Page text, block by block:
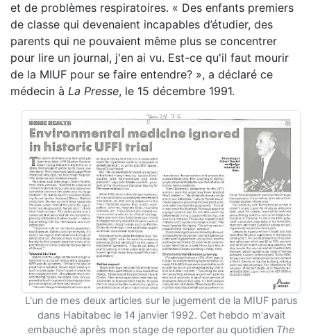
et de problèmes respiratoires. « Des enfants premiers
de classe qui devenaient incapables d’étudier, des
parents qui ne pouvaient même plus se concentrer
pour lire un journal, j'en ai vu. Est-ce qu'il faut mourir
de la MIUF pour se faire entendre? », a déclaré ce
médecin à La Presse, le 15 décembre 1991.
L'un de mes deux articles sur le jugement de la MIUF parus
dans Habitabec le 14 janvier 1992. Cet hebdo m'avait
embauché après mon stage de reporter au quotidien The